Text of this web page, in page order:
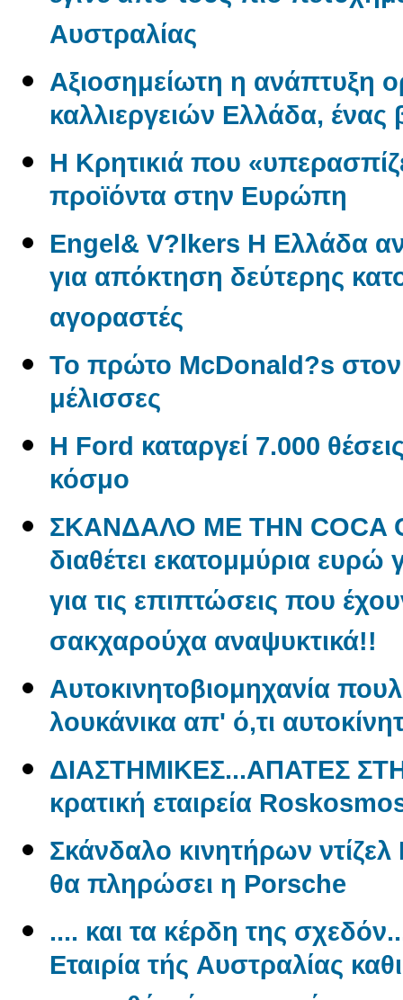
Αυστραλίας
Αξιοσημείωτη η ανάπτυξη
καλλιεργειών Ελλάδα, ένας
Η Κρητικιά που
προϊόντα στην Ευρώπη
Engel& V?lkers Η Ελλάδα
για απόκτηση δεύτερης
αγοραστές
Το πρώτο McDonald?s
μέλισσες
Η Ford καταργεί 7.000
κόσμο
ΣΚΑΝΔΑΛΟ ΜΕ ΤΗΝ COCA
διαθέτει εκατομμύρια ευρώ
για τις επιπτώσεις που
σακχαρούχα αναψυκτικά!!
Aυτοκινητοβιομηχανία
λουκάνικα απ' ό,τι
ΔΙΑΣΤΗΜΙΚΕΣ...ΑΠΑΤΕΣ
κρατική εταιρεία
Σκάνδαλο κινητήρων
θα πληρώσει η Porsche
.... και τα κέρδη της
Εταιρία τής Aυστραλίας